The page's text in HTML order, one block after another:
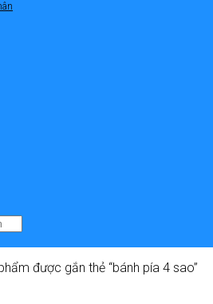
được gắn thẻ “bánh pía 4 sao”